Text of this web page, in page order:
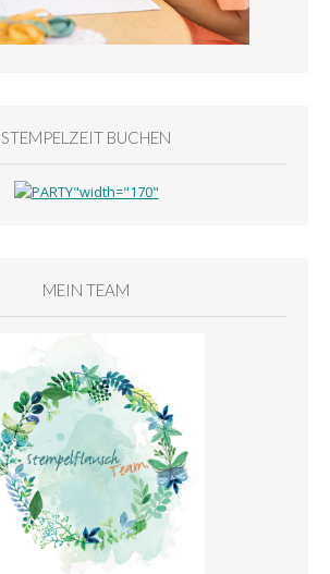
STEMPELZEIT BUCHEN
MEIN TEAM